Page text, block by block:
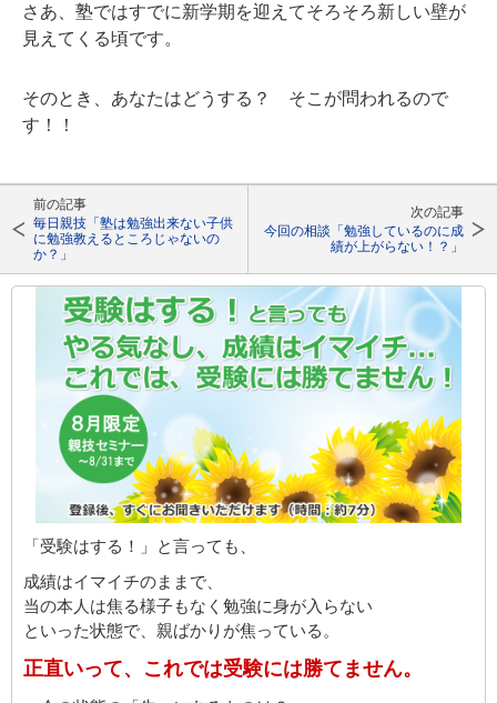
さあ、塾ではすでに新学期を迎えてそろそろ新しい壁が
見えてくる頃です。
そのとき、あなたはどうする？ そこが問われるので
す！！
前の記事
毎日親技「塾は勉強出来ない子供
に勉強教えるところじゃないの
か？」
次の記事
今回の相談「勉強しているのに成
績が上がらない！？」
「受験はする！」と言っても、
成績はイマイチのままで、
当の本人は焦る様子もなく勉強に身が入らない
といった状態で、親ばかりが焦っている。
正直いって、これでは受験には勝てません。